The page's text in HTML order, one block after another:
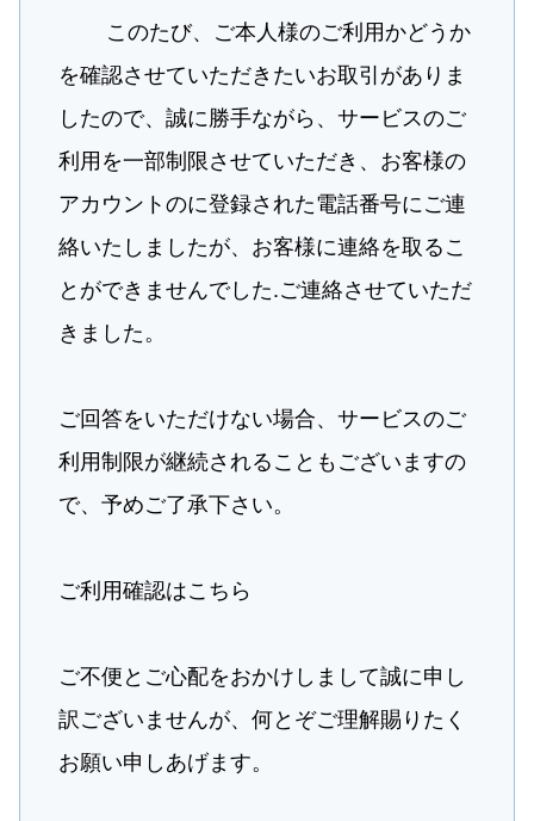
このたび、ご本​人様のご利​用かどうか
を確​認させていただきたいお取引がありま
したので、誠に​勝手ながら、サービスのご
利​用を一​部制​限させていただき、お客様の
アカウントのに登録された電話番号にご連
絡いたしましたが、お客様に連絡を取るこ
とができませんでした.ご連絡させていただ
きました。
ご回​答をいただけない場​合、サービスのご
利​用​制​限が継続されることもございますの
で、予めご了​承​下さい。
ご利用確認はこちら
ご不​便とご心​配をおかけしまして​誠に​申​し
訳ございませんが、何とぞ​ご理​解​賜り​たく
お願​い申​しあ​げま​す。